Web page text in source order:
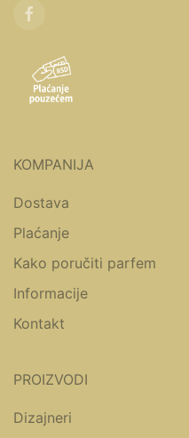
KOMPANIJA
Dostava
Plaćanje
Kako poručiti parfem
Informacije
Kontakt
PROIZVODI
Dizajneri